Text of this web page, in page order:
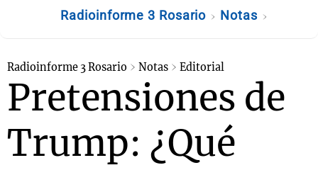
Radioinforme 3 Rosario Notas
Radioinforme 3 Rosario Notas Editorial
Pretensiones de
Trump: ¿Qué